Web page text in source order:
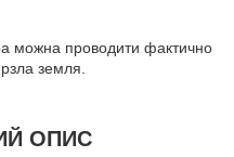
можна проводити фактично
земля.
ОПИС